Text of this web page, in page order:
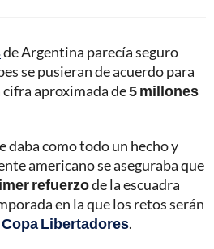
de Argentina parecía seguro
se pusieran de acuerdo para
aproximada de5 millones
daba como todo un hecho y
americano se aseguraba que
refuerzode la escuadra
en la que los retos serán
Copa Libertadores.